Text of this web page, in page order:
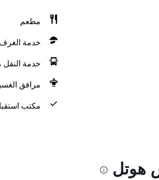
مطعم
خدمة الغرف
خدمة النقل
مرافق
مكتب استقبال
هوتل